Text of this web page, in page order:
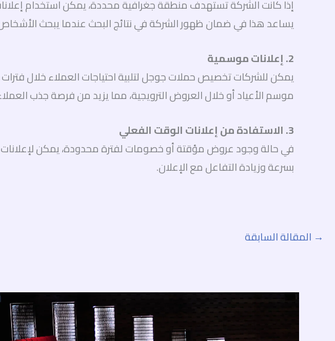
إذا كانت الشركة تستهدف منطقة جغرافية محددة، يمكن استخدام
يساعد هذا في ضمان ظهور الشركة في نتائج البحث عندما يبحث
2. إعلانات موسمية
يمكن للشركات تخصيص حملات جوجل لتلبية احتياجات العملاء خلال
موسم الأعياد أو خلال العروض الترويجية، مما يزيد من فرصة جذب
3. الاستفادة من إعلانات الوقت الفعلي
في حالة وجود عروض مؤقتة أو خصومات لفترة محدودة، يمكن
بسرعة وزيادة التفاعل مع الإعلان.
→ المقالة السابقة